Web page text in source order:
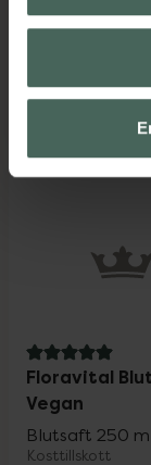
Kampanjpris
5 av 5 i omdöme
Floravital
Vegan
Blutsaft 250
Kosttillskott